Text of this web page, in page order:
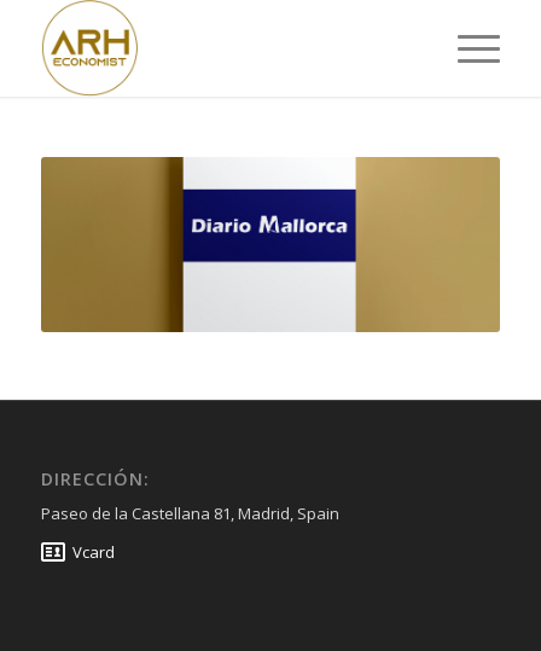
DIRECCIÓN:
Paseo de la Castellana 81, Madrid, Spain
Vcard